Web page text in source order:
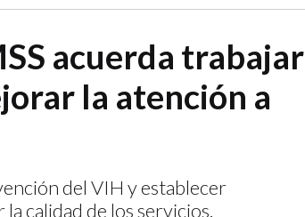
acuerda trabajar
la atención a
del VIH y establecer
calidad de los servicios.